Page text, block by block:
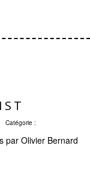
Catégorie :
par Olivier Bernard